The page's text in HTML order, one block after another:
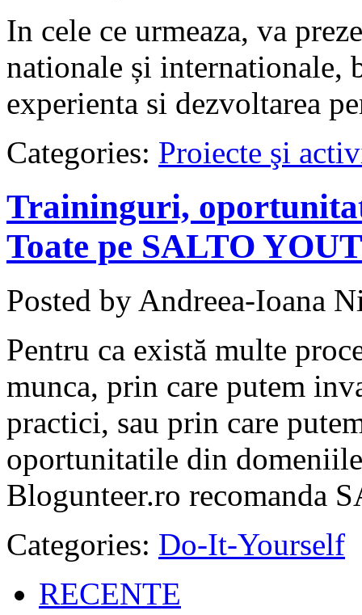
In cele ce urmeaza, va
nationale și internationale,
experienta si dezvoltarea
Categories: Proiecte şi
Traininguri,
Toate pe SALTO
Posted by Andreea-Ioana
Pentru ca există multe
munca, prin care putem
practici, sau prin care
oportunitatile din domeniile
Blogunteer.ro recomanda
Categories: Do-It-Yourself
RECENTE